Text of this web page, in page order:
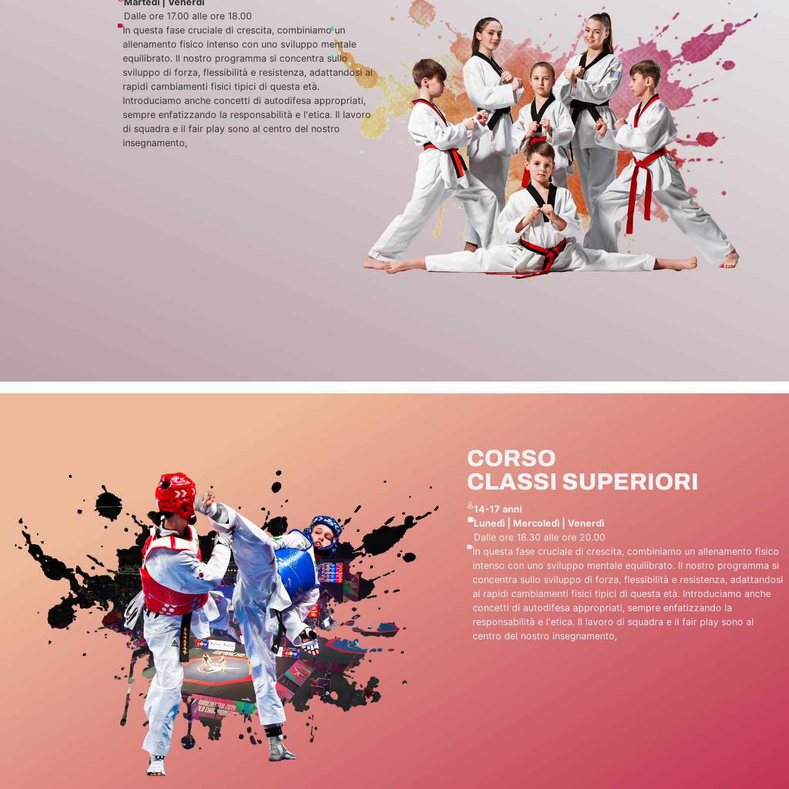
Dalle ore 17.00 alle ore 18.00
In questa fase cruciale di crescita, combiniamo un
allenamento fisico intenso con uno sviluppo mentale
equilibrato. Il nostro programma si concentra sullo
sviluppo di forza, flessibilità e resistenza, adattandosi ai
rapidi cambiamenti fisici tipici di questa età.
Introduciamo anche concetti di autodifesa appropriati,
sempre enfatizzando la responsabilità e l'etica. Il lavoro
di squadra e il fair play sono al centro del nostro
insegnamento,​
CORSO
CLASSI SUPERIORI
14-17 anni
Lunedì | Mercoledì | Venerdì
Dalle ore 18.30 alle ore 20.00
In questa fase cruciale di crescita, combiniamo un allenamento fisico
intenso con uno sviluppo mentale equilibrato. Il nostro programma si
concentra sullo sviluppo di forza, flessibilità e resistenza, adattandosi
ai rapidi cambiamenti fisici tipici di questa età. Introduciamo anche
concetti di autodifesa appropriati, sempre enfatizzando la
responsabilità e l'etica. Il lavoro di squadra e il fair play sono al
centro del nostro insegnamento,